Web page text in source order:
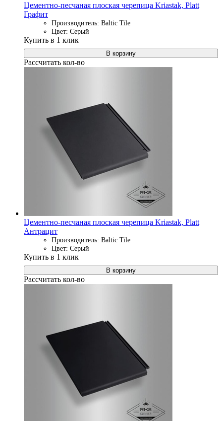
Цементно-песчаная плоская черепица Kriastak, Platt
Графит
Производитель: Baltic Tile
Цвет: Серый
Купить в 1 клик
В корзину
Рассчитать кол-во
Цементно-песчаная плоская черепица Kriastak, Platt
Антрацит
Производитель: Baltic Tile
Цвет: Серый
Купить в 1 клик
В корзину
Рассчитать кол-во